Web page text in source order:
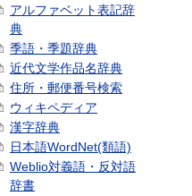
アルファベット表記辞
典
季語・季題辞典
近代文学作品名辞典
住所・郵便番号検索
ウィキペディア
漢字辞典
日本語WordNet(類語)
Weblio対義語・反対語
辞書